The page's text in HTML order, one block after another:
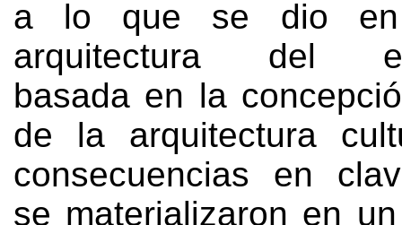
a lo que se dio en
arquitectura del
basada en la
de la arquitectura
consecuencias en
se materializaron en